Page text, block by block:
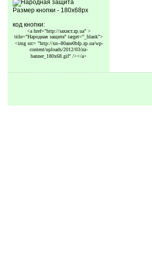
Размер кнопки - 180x68px
код кнопки:
<a href="http://захист.zp.ua" >
title="Народная защита" target="_blank">
<img src= "http://xn--80ane0bfp.zp.ua/wp-
content/uploads/2012/03/nz-
banner_180x68.gif" /></a>